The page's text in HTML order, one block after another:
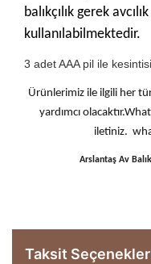
balıkçılık gerek
kullanılabilmektedir.
3 adet AAA pil ile
Ürünlerimiz ile ilgili her
yardımcı
iletiniz.
Arslantaş Av
Taksit